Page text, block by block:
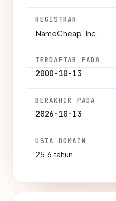
REGISTRAR
NameCheap, Inc.
TERDAFTAR PADA
2000-10-13
BERAKHIR PADA
2026-10-13
USIA DOMAIN
25.6 tahun